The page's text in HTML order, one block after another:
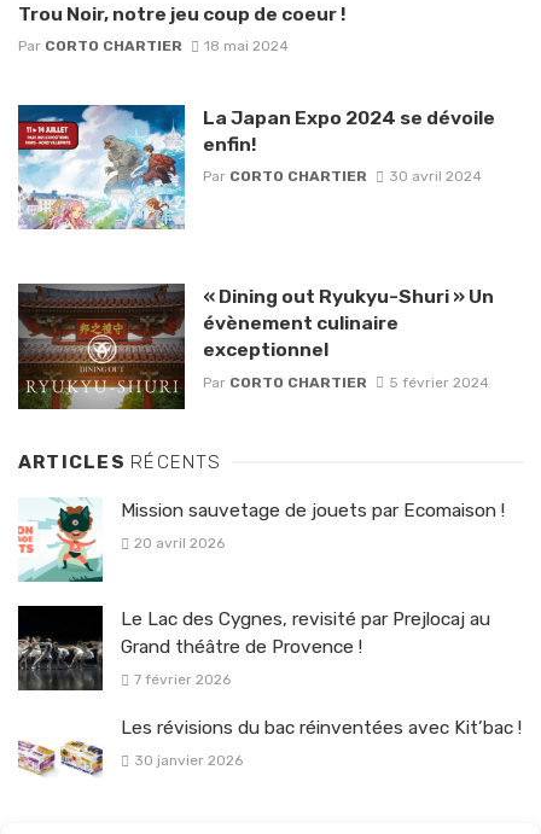
Trou Noir, notre jeu coup de coeur !
Par CORTO CHARTIER 18 mai 2024
La Japan Expo 2024 se dévoile
enfin!
Par CORTO CHARTIER 30 avril 2024
« Dining out Ryukyu-Shuri » Un
évènement culinaire
exceptionnel
Par CORTO CHARTIER 5 février 2024
ARTICLES RÉCENTS
Mission sauvetage de jouets par Ecomaison !
20 avril 2026
Le Lac des Cygnes, revisité par Prejlocaj au
Grand théâtre de Provence !
7 février 2026
Les révisions du bac réinventées avec Kit’bac !
30 janvier 2026